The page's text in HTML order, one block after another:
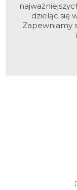
dzieląc się
Zapewniamy